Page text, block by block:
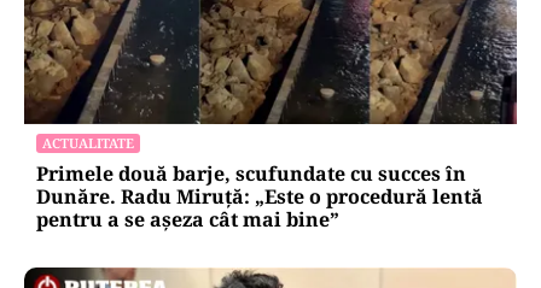
INTERNAȚIONAL
Cuba, prinsă în menghină. Marco Rubio
avertizează Havana că nu mai există nicio
„supapă de scăpare”